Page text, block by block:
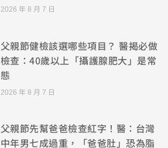
2026 年 8 月 7 日
父親節健檢該選哪些項目？ 醫揭必做
檢查：40歲以上「攝護腺肥大」是常
態
2026 年 8 月 7 日
父親節先幫爸爸檢查紅字！醫：台灣
中年男七成過重，「爸爸肚」恐為脂